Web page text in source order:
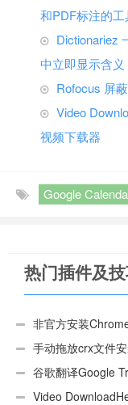
和PDF标注的工
Dictionariez
中立即显示含义
Rofocus 屏
Video
视频下载器
Google
热门插件及
非官方安装
手动拖放crx文件
谷歌翻译Google
Video